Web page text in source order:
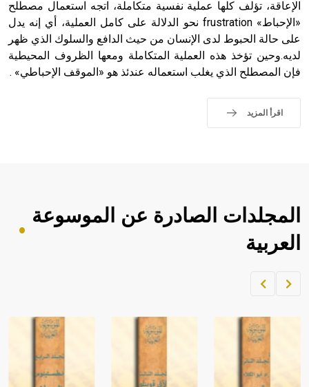
الإعاقة، تؤلف كلها عملية نفسية متكاملة، اتجه استعمال مصطلح
«الإحباط» frustration نحو الدلالة على كامل العملية، أي إنه يدل
على حالة الحبوط لدى الإنسان من حيث الدافع والسلوك الذي ظهر
لديه.وحين تؤخذ هذه العملية المتكاملة ومعها الظروف المحيطية
فإن المصطلح الذي يغلب استعماله عندئذ هو «الموقف الإحباطي» .
اقرأ المزيد
المجلدات الصادرة عن الموسوعة
العربية